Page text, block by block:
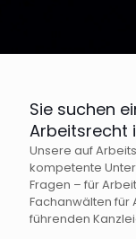
Sie suchen
Arbeitsrecht
Unsere auf
kompetente
Fragen – für
Fachanwälten für
führenden